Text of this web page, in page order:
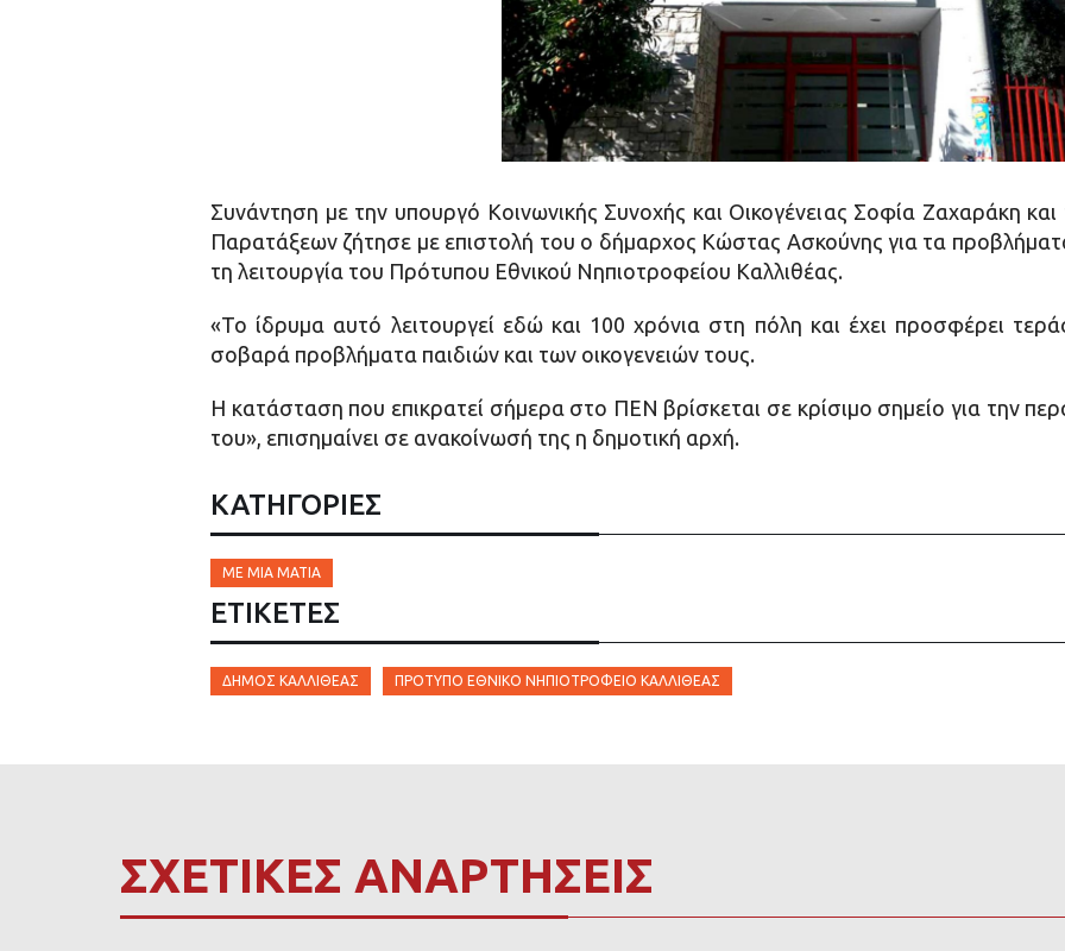
Συνάντηση με την υπουργό Κοινωνικής Συνοχής και Οικογένειας Σοφία Ζαχαράκη
Παρατάξεων ζήτησε με επιστολή του ο δήμαρχος Κώστας Ασκούνης για τα
τη λειτουργία του Πρότυπου Εθνικού Νηπιοτροφείου Καλλιθέας.
«Το ίδρυμα αυτό λειτουργεί εδώ και 100 χρόνια στη πόλη και έχει προσφέρει
σοβαρά προβλήματα παιδιών και των οικογενειών τους.
Η κατάσταση που επικρατεί σήμερα στο ΠΕΝ βρίσκεται σε κρίσιμο σημείο για την
του», επισημαίνει σε ανακοίνωσή της η δημοτική αρχή.
ΚΑΤΗΓΟΡΙΕΣ
ΜΕ ΜΙΑ ΜΑΤΙΆ
ΕΤΙΚΈΤΕΣ
ΔΉΜΟΣ ΚΑΛΛΙΘΈΑΣ ΠΡΌΤΥΠΟ ΕΘΝΙΚΌ ΝΗΠΙΟΤΡΟΦΕΊΟ ΚΑΛΛΙΘΈΑΣ
ΣΧΕΤΙΚΕΣ ΑΝΑΡΤΗΣΕΙΣ